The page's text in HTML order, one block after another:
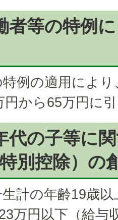
者等の特例
例の適用によ
円から65万円に
代の子等に
特別控除）の
計の年齢19歳
万円以下（給与